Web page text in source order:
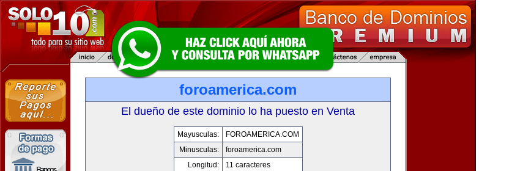
foroamerica.com
El dueño de este dominio lo ha puesto en Venta
Mayusculas:
FOROAMERICA.COM
Minusculas:
foroamerica.com
Longitud:
11 caracteres